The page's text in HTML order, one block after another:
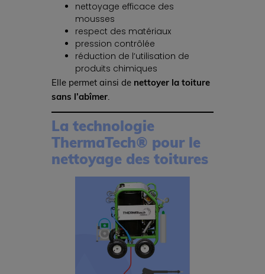
nettoyage efficace des
mousses
respect des matériaux
pression contrôlée
réduction de l’utilisation de
produits chimiques
Elle permet ainsi de nettoyer la toiture
sans l’abîmer.
La technologie
ThermaTech® pour le
nettoyage des toitures